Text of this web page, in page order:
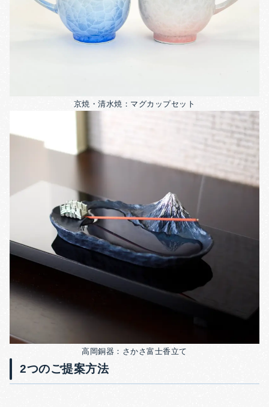
京焼・清水焼：マグカップセット
高岡銅器：さかさ富士香立て
2つのご提案方法